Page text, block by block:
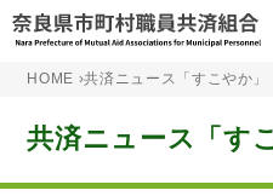
共済ニュース「す
HOME ›共済ニュース「すこやか」